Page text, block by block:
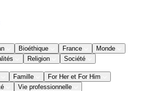
Bioéthique France
Monde
Religion Société
Famille
For Her et For Him
Vie professionnelle